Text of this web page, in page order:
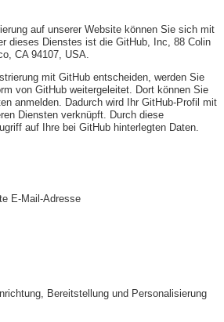
auf unserer Website können Sie sich mit
dieses Dienstes ist die GitHub, Inc, 88 Colin
CA 94107, USA.
mit GitHub entscheiden, werden Sie
von GitHub weitergeleitet. Dort können Sie
anmelden. Dadurch wird Ihr GitHub-Profil mit
Diensten verknüpft. Durch diese
auf Ihre bei GitHub hinterlegten Daten.
E-Mail-Adresse
Bereitstellung und Personalisierung